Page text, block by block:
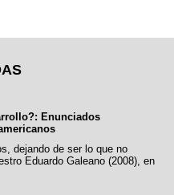
Enunciados
dejando de ser lo que no
Eduardo Galeano (2008), en